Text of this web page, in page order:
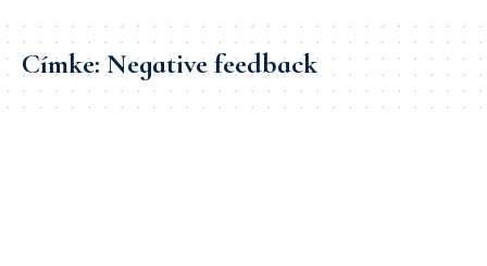
Címke:Negative feedback